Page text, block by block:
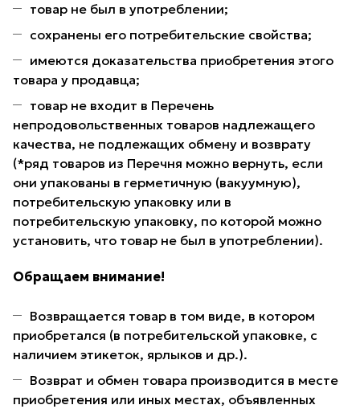
товар не был в употреблении;
сохранены его потребительские свойства;
имеются доказательства приобретения этого
товара у продавца;
товар не входит в Перечень
непродовольственных товаров надлежащего
качества, не подлежащих обмену и возврату
(*ряд товаров из Перечня можно вернуть, если
они упакованы в герметичную (вакуумную),
потребительскую упаковку или в
потребительскую упаковку, по которой можно
установить, что товар не был в употреблении).
Обращаем внимание!
Возвращается товар в том виде, в котором
приобретался (в потребительской упаковке, с
наличием этикеток, ярлыков и др.).
Возврат и обмен товара производится в месте
приобретения или иных местах, объявленных